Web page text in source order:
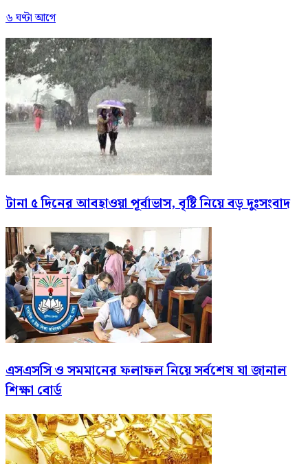
৬ ঘণ্টা আগে
টানা ৫ দিনের আবহাওয়া পূর্বাভাস, বৃষ্টি নিয়ে বড় দুঃসংবাদ
এসএসসি ও সমমানের ফলাফল নিয়ে সর্বশেষ যা জানাল
শিক্ষা বোর্ড